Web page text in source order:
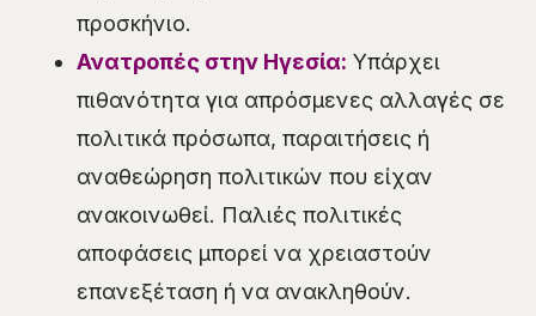
προσκήνιο.
Ανατροπές στην Ηγεσία: Υπάρχει
πιθανότητα για απρόσμενες αλλαγές σε
πολιτικά πρόσωπα, παραιτήσεις ή
αναθεώρηση πολιτικών που είχαν
ανακοινωθεί. Παλιές πολιτικές
αποφάσεις μπορεί να χρειαστούν
επανεξέταση ή να ανακληθούν.